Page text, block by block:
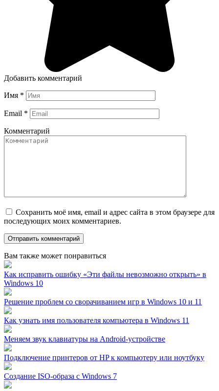
Добавить комментарий
Имя *
Email *
Комментарий
Сохранить моё имя, email и адрес сайта в этом браузере для
последующих моих комментариев.
Вам также может понравиться
Как исправить ошибку «Эти файлы невозможно открыть» в
Windows 10
Решение проблем со сворачиванием игр в Windows 10 и 11
Как узнать имя пользователя компьютера в Windows 11
Меняем звук клавиатуры на Android-устройстве
Подключение принтеров от HP к компьютеру или ноутбуку
Создание ISO-образа с Windows 7